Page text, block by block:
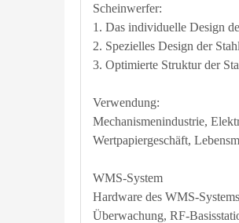
Scheinwerfer:
1. Das individuelle Design
2. Spezielles Design der
3. Optimierte Struktur der
Verwendung:
Mechanismenindustrie,
Wertpapiergeschäft,
WMS-System
Hardware des WMS-
Überwachung, RF-